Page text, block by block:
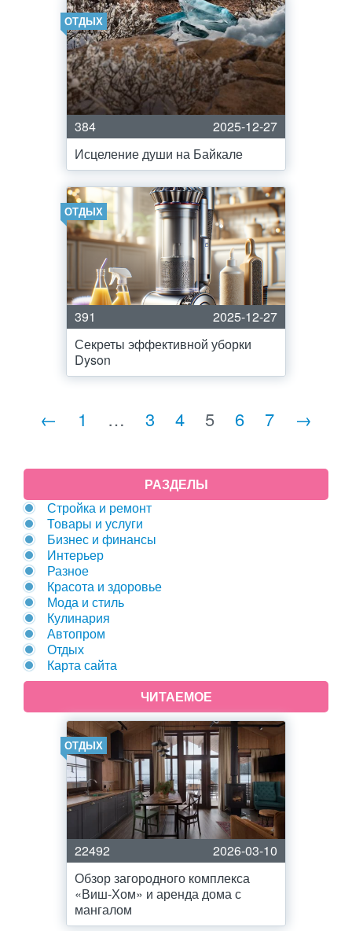
ОТДЫХ
384
2025-12-27
Исцеление души на Байкале
ОТДЫХ
391
2025-12-27
Секреты эффективной уборки
Dyson
← 1 … 3 4 5 6 7 →
РАЗДЕЛЫ
Стройка и ремонт
Товары и услуги
Бизнес и финансы
Интерьер
Разное
Красота и здоровье
Мода и стиль
Кулинария
Автопром
Отдых
Карта сайта
ЧИТАЕМОЕ
ОТДЫХ
22492
2026-03-10
Обзор загородного комплекса
«Виш-Хом» и аренда дома с
мангалом